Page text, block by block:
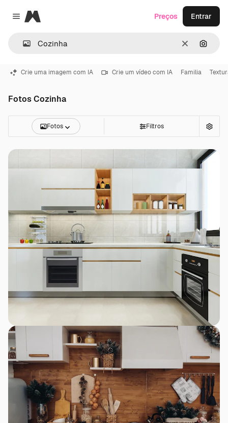
Close menu
Magnific
Limpar
Preços Entrar
Crie uma imagem com IA Crie um vídeo com IA Familia
Fotos Cozinha
Fotos Filtros